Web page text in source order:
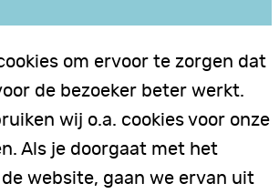
om ervoor te zorgen dat
de bezoeker beter werkt.
wij o.a. cookies voor onze
Als je doorgaat met het
website, gaan we ervan uit